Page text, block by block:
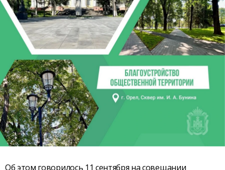
Об этом говорилось 11 сентября на совещании